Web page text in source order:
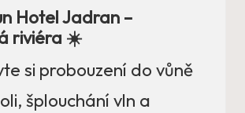
Hotel Jadran –
riviéra ☀️
si probouzení do vůně
šplouchání vln a